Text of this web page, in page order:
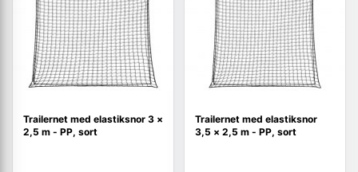
Trailernet med elastiksnor 3 ×
2,5 m - PP, sort
Trailernet med elastiksnor
3,5 × 2,5 m - PP, sort